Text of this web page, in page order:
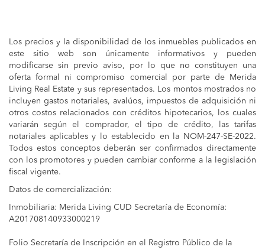
Los precios y la disponibilidad de los inmuebles publicados en
este sitio web son únicamente informativos y pueden
modificarse sin previo aviso, por lo que no constituyen una
oferta formal ni compromiso comercial por parte de Merida
Living Real Estate y sus representados. Los montos mostrados no
incluyen gastos notariales, avalúos, impuestos de adquisición ni
otros costos relacionados con créditos hipotecarios, los cuales
variarán según el comprador, el tipo de crédito, las tarifas
notariales aplicables y lo establecido en la NOM-247-SE-2022.
Todos estos conceptos deberán ser confirmados directamente
con los promotores y pueden cambiar conforme a la legislación
fiscal vigente.
Datos de comercialización:
Inmobiliaria: Merida Living CUD Secretaría de Economía:
A201708140933000219
Folio Secretaría de Inscripción en el Registro Público de la